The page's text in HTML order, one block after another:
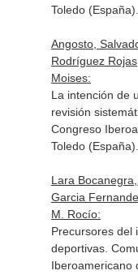
Toledo
Angosto,
Rodríguez
Moises:
La intención de
revisión
Congreso
Toledo
Lara
Garcia
M. Rocío:
Precursores del
deportivas.
Iberoamericano